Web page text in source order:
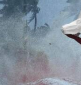
ఆరుగురు
గాయాలు
వ్రాసిన వారు May 15,
ఈ వార్తాకథనం ఏంటి